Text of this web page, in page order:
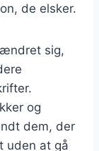
de elsker.
sig,
og
dem, der
uden at gå